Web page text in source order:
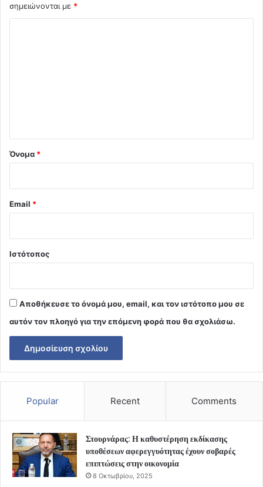
σημειώνονται με *
Όνομα *
Email *
Ιστότοπος
Αποθήκευσε το όνομά μου, email, και τον ιστότοπο μου σε
αυτόν τον πλοηγό για την επόμενη φορά που θα σχολιάσω.
Popular Recent Comments
Στουρνάρας: Η καθυστέρηση εκδίκασης
υποθέσεων αφερεγγυότητας έχουν σοβαρές
επιπτώσεις στην οικονομία
8 Οκτωβρίου, 2025